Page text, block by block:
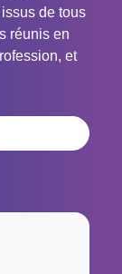
de tous
réunis en
et